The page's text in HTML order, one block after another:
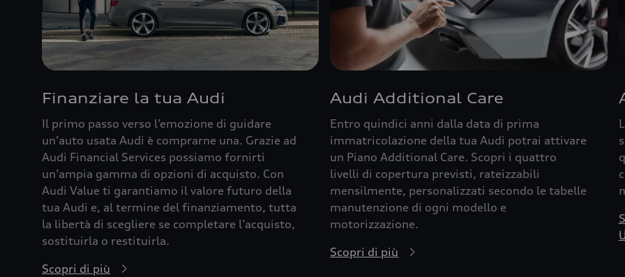
Finanziare la tua Audi
Il primo passo verso l’emozione di guidare
un’auto usata Audi è comprarne una. Grazie ad
Audi Financial Services possiamo fornirti
un’ampia gamma di opzioni di acquisto. Con
Audi Value ti garantiamo il valore futuro della
tua Audi e, al termine del finanziamento, tutta
la libertà di scegliere se completare l’acquisto,
sostituirla o restituirla.
Scopri di più
Audi Additional Care
Entro quindici anni dalla data di prima
immatricolazione della tua Audi potrai attivare
un Piano Additional Care. Scopri i quattro
livelli di copertura previsti, rateizzabili
mensilmente, personalizzati secondo le tabelle
manutenzione di ogni modello e
motorizzazione.
Scopri di più